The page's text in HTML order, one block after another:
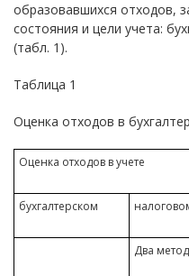
образовавшихся отходов,
состояния и цели учета:
(табл. 1).
Таблица 1
Оценка отходов в
Оценка отходов в учете
бухгалтерском
Два